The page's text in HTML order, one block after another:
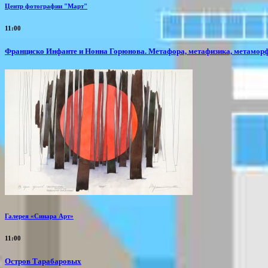
Центр фотографии "Март"
11:00
Франциско Инфанте и Нонна Горюнова. Метафора, метафизика,
Галерея «Синара Арт»
11:00
Остров Тарабаровых